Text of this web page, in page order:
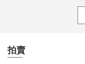
拍賣